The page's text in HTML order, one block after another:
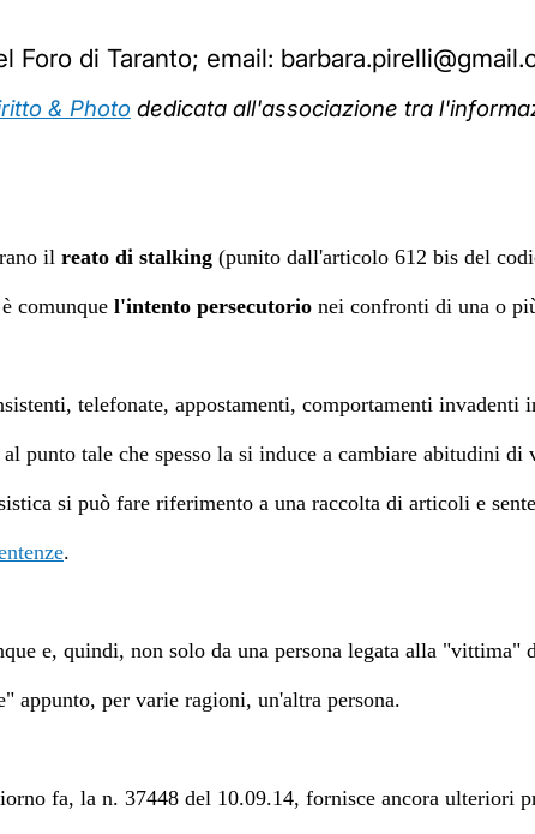
Foro di Taranto; email:
& Photo dedicata all'associazione tra
il reato di stalking (punito dall'articolo 612 bis del
comunque l'intento persecutorio nei confronti di una o
telefonate, appostamenti, comportamenti
punto tale che spesso la si induce a cambiare abitudini di
si può fare riferimento a una raccolta di articoli e
.
e, quindi, non solo da una persona legata alla
appunto, per varie ragioni, un'altra persona.
fa, la n. 37448 del 10.09.14, fornisce ancora ulteriori